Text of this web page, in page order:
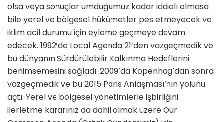
olsa veya sonuçlar umduğumuz kadar iddialı olmasa
bile yerel ve bölgesel hükümetler pes etmeyecek ve
iklim acil durumu için eyleme geçmeye devam
edecek. 1992’de Local Agenda 21’den vazgeçmedik ve
bu dünyanın Sürdürülebilir Kalkınma Hedeflerini
benimsemesini sağladı. 2009’da Kopenhag’dan sonra
vazgeçmedik ve bu 2015 Paris Anlaşması’nın yolunu
açtı. Yerel ve bölgesel yönetimlerle işbirliğini
ilerletme kararınız da dahil olmak üzere Our